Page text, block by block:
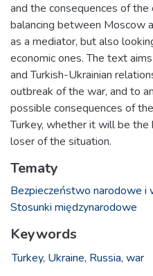
and the consequences of
balancing between Moscow
as a mediator, but also
economic ones. The text
and Turkish-Ukrainian
outbreak of the war, and to
possible consequences of
Turkey, whether it will be
loser of the situation.
Tematy
Bezpieczeństwo narodowe i
Stosunki międzynarodowe
Keywords
Turkey, Ukraine, Russia, war